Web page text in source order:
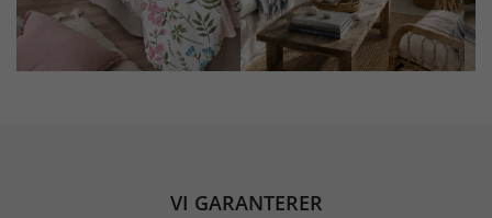
VI GARANTERER